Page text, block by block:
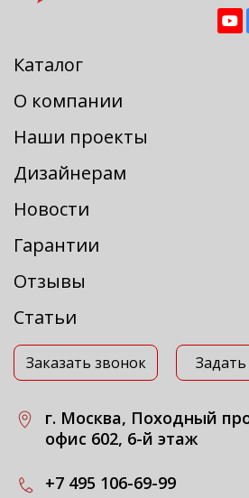
Каталог
О компании
Наши проекты
Дизайнерам
Новости
Гарантии
Отзывы
Статьи
Заказать звонок
г. Москва, Походный
офис 602, 6-й этаж
+7 495 106-69-99